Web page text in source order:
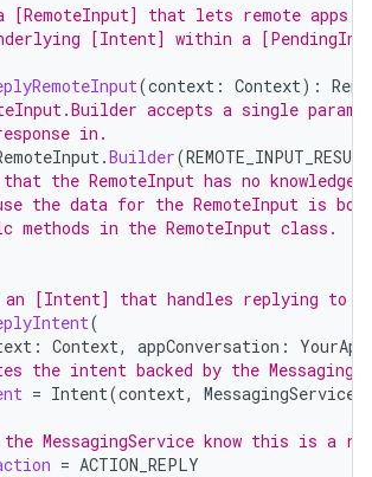
[RemoteInput] that lets remote apps
[Intent] within a
(context : Context):
accepts a single
in.
.Builder(
the RemoteInput has no
the data for the RemoteInput is
in the RemoteInput class.
[Intent] that handles replying to
(
: Context, appConversation :
the intent backed by the
= Intent(context, MessagingService
MessagingService know this is a
= ACTION_REPLY